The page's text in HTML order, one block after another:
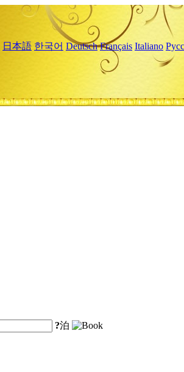
日本語 한국어 Deutsch Français Italiano
?泊